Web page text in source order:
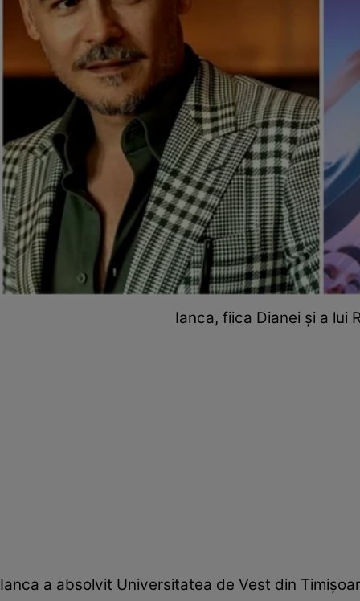
Ianca, fiica Dianei și a lui
Ianca a absolvit Universitatea de Vest din